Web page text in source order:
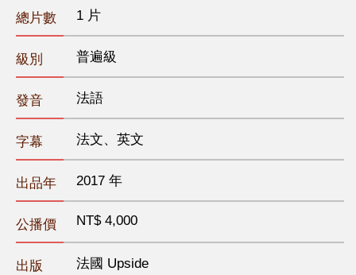
總片數 1 片
級別 普遍級
發音 法語
字幕 法文、英文
出品年 2017 年
公播價 NT$ 4,000
出版 法國 Upside